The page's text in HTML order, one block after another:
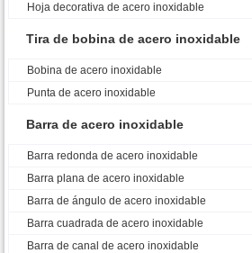
Hoja decorativa de acero inoxidable
Tira de bobina de acero inoxidable
Bobina de acero inoxidable
Punta de acero inoxidable
Barra de acero inoxidable
Barra redonda de acero inoxidable
Barra plana de acero inoxidable
Barra de ángulo de acero inoxidable
Barra cuadrada de acero inoxidable
Barra de canal de acero inoxidable